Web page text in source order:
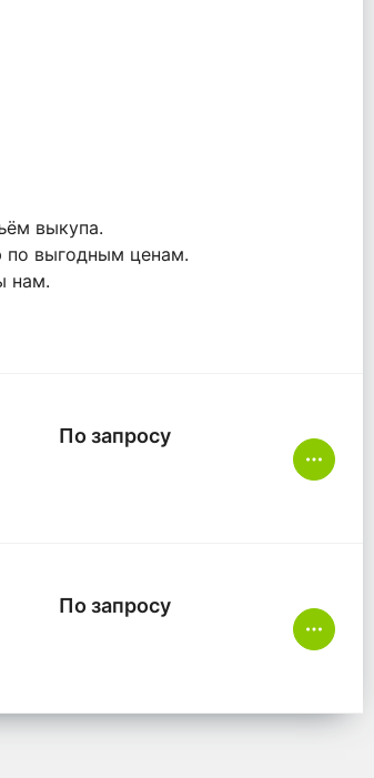
выкупа.
выгодным ценам.
нам.
По запросу
По запросу